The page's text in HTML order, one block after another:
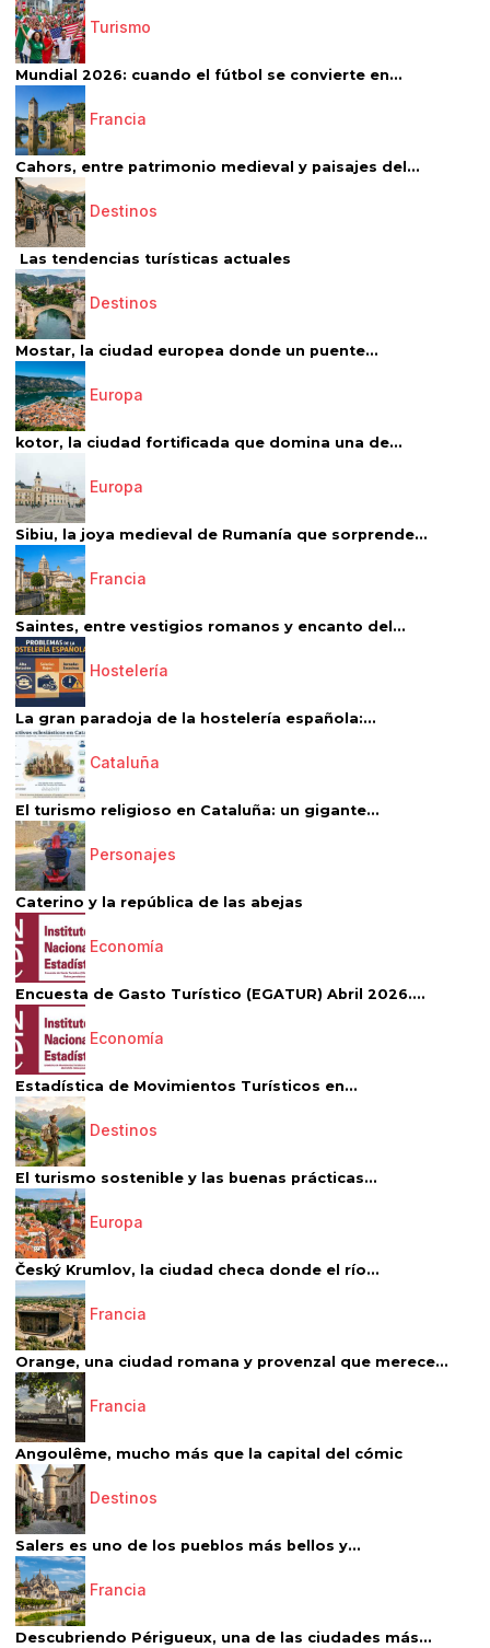
Turismo
Mundial 2026: cuando el fútbol se convierte en...
Francia
Cahors, entre patrimonio medieval y paisajes del...
Destinos
Las tendencias turísticas actuales
Destinos
Mostar, la ciudad europea donde un puente...
Europa
kotor, la ciudad fortificada que domina una de...
Europa
Sibiu, la joya medieval de Rumanía que sorprende...
Francia
Saintes, entre vestigios romanos y encanto del...
Hostelería
La gran paradoja de la hostelería española:...
Cataluña
El turismo religioso en Cataluña: un gigante...
Personajes
Caterino y la república de las abejas
Economía
Encuesta de Gasto Turístico (EGATUR) Abril 2026....
Economía
Estadística de Movimientos Turísticos en...
Destinos
El turismo sostenible y las buenas prácticas...
Europa
Český Krumlov, la ciudad checa donde el río...
Francia
Orange, una ciudad romana y provenzal que merece...
Francia
Angoulême, mucho más que la capital del cómic
Destinos
Salers es uno de los pueblos más bellos y...
Francia
Descubriendo Périgueux, una de las ciudades más...